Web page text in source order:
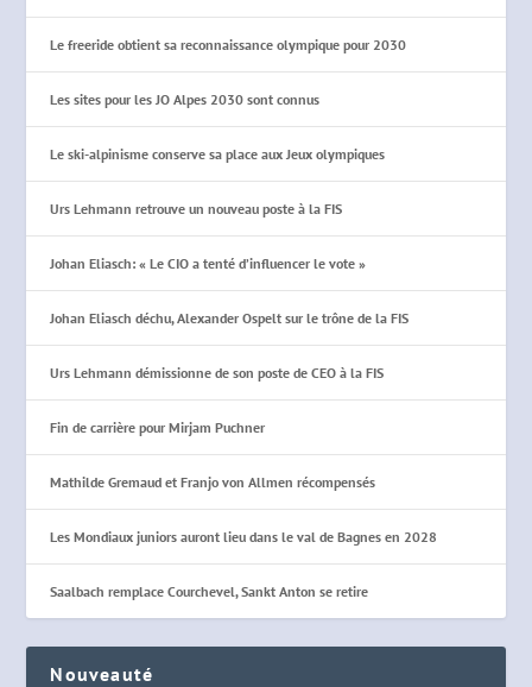
Le freeride obtient sa reconnaissance olympique pour 2030
Les sites pour les JO Alpes 2030 sont connus
Le ski-alpinisme conserve sa place aux Jeux olympiques
Urs Lehmann retrouve un nouveau poste à la FIS
Johan Eliasch: « Le CIO a tenté d’influencer le vote »
Johan Eliasch déchu, Alexander Ospelt sur le trône de la FIS
Urs Lehmann démissionne de son poste de CEO à la FIS
Fin de carrière pour Mirjam Puchner
Mathilde Gremaud et Franjo von Allmen récompensés
Les Mondiaux juniors auront lieu dans le val de Bagnes en 2028
Saalbach remplace Courchevel, Sankt Anton se retire
Nouveauté